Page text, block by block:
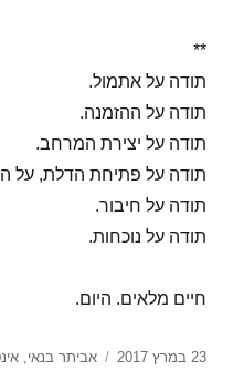
**
תודה על אתמול.
תודה על ההזמנה.
תודה על יצירת המרחב.
תודה על פתיחת הדלת, על
תודה על חיבור.
תודה על נוכחות.
חיים מלאים. היום.
פורסם
23 במרץ 2017 תגיות
אביתר בנאי,